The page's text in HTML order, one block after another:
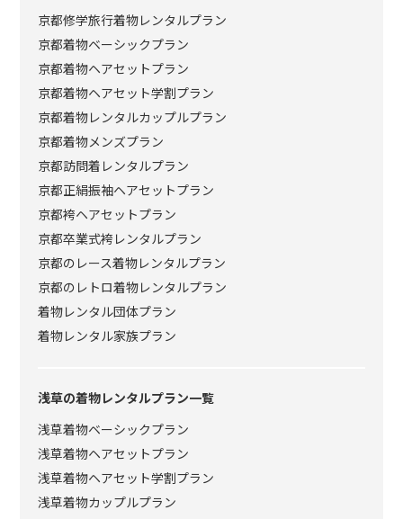
京都修学旅行着物レンタルプラン
京都着物ベーシックプラン
京都着物ヘアセットプラン
京都着物ヘアセット学割プラン
京都着物レンタルカップルプラン
京都着物メンズプラン
京都訪問着レンタルプラン
京都正絹振袖ヘアセットプラン
京都袴ヘアセットプラン
京都卒業式袴レンタルプラン
京都のレース着物レンタルプラン
京都のレトロ着物レンタルプラン
着物レンタル団体プラン
着物レンタル家族プラン
浅草の着物レンタルプラン一覧
浅草着物ベーシックプラン
浅草着物ヘアセットプラン
浅草着物ヘアセット学割プラン
浅草着物カップルプラン